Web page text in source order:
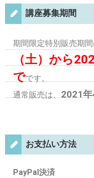
講座募集期間
期間限定特別販売期
（土）から
でです。
通常販売は、 2021年
お支払い方法
PayPal決済